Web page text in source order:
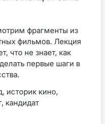
фрагменты из
фильмов. Лекция
что не знает, как
первые шаги в
историк кино,
кандидат